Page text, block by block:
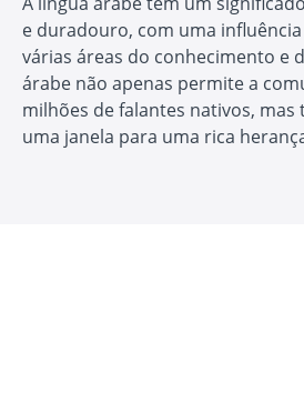
e duradouro, com uma
várias áreas do conhecimento e
árabe não apenas permite a
milhões de falantes nativos,
uma janela para uma rica